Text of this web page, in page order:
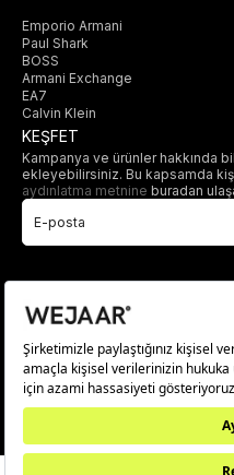
Emporio Armani
Paul Shark
BOSS
Armani Exchange
EA7
Calvin Klein
KEŞFET
Kampanya ve ürünler hakkında
ekleyebilirsiniz. Bu kapsamda
aydınlatma metnine buradan
© 2025